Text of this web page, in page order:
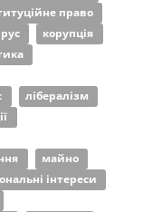
право
корупція
лібералізм
майно
інтереси